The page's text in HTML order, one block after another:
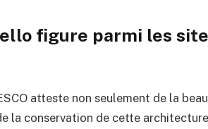
figure parmi les
atteste non seulement de la
la conservation de cette